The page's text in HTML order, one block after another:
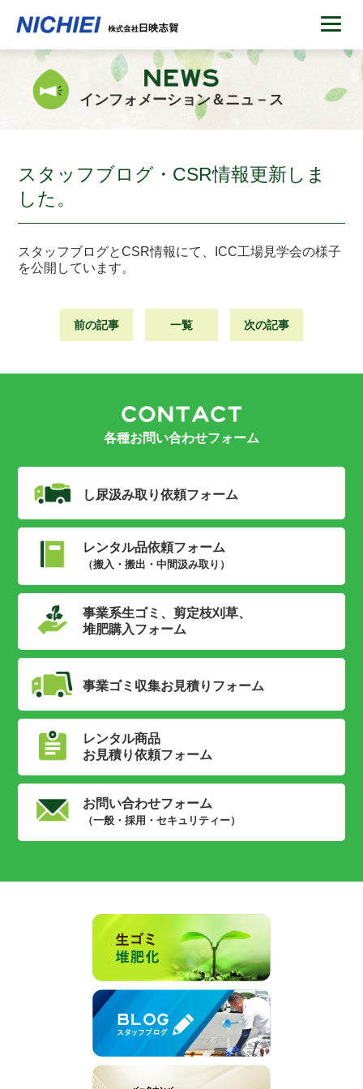
インフォメーション＆ニュ－ス
スタッフブログ・CSR情報更新しま
した。
スタッフブログとCSR情報にて、ICC工場見学会の様子
を公開しています。
前の記事 一覧 次の記事
各種お問い合わせフォーム
し尿汲み取り依頼フォーム
レンタル品依頼フォーム
（搬入・搬出・中間汲み取り）
事業系生ゴミ、剪定枝刈草、
堆肥購入フォーム
事業ゴミ収集お見積りフォーム
レンタル商品
お見積り依頼フォーム
お問い合わせフォーム
（一般・採用・セキュリティー）